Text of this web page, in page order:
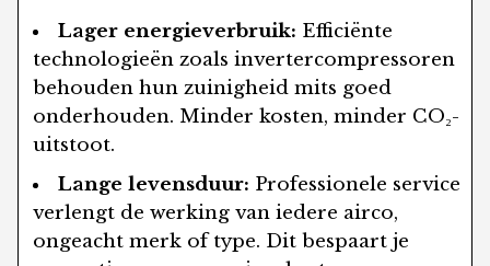
Lager energieverbruik: Efficiënte
technologieën zoals invertercompressoren
behouden hun zuinigheid mits goed
onderhouden. Minder kosten, minder CO₂-
uitstoot.
Lange levensduur: Professionele service
verlengt de werking van iedere airco,
ongeacht merk of type. Dit bespaart je